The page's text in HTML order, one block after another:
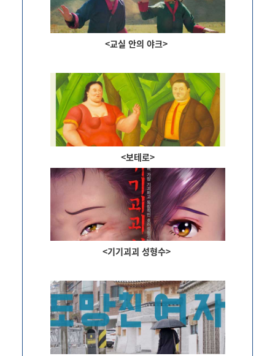
<교실 안의 야크>
<보테로>
<기기괴괴 성형수>